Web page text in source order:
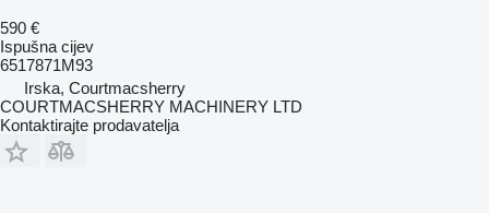
590 €
Ispušna cijev
6517871M93
Irska, Courtmacsherry
COURTMACSHERRY MACHINERY LTD
Kontaktirajte prodavatelja